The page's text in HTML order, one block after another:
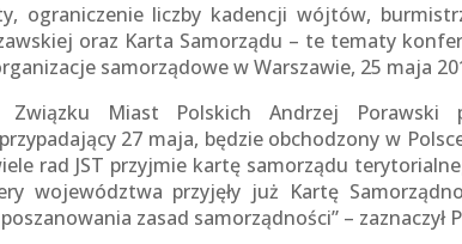
ograniczenie liczby kadencji wójtów,
oraz Karta Samorządu – te tematy
samorządowe w Warszawie, 25 maja
Miast Polskich Andrzej Porawski
27 maja, będzie obchodzony w
rad JST przyjmie kartę samorządu
województwa przyjęły już Kartę
zasad samorządności” – zaznaczył